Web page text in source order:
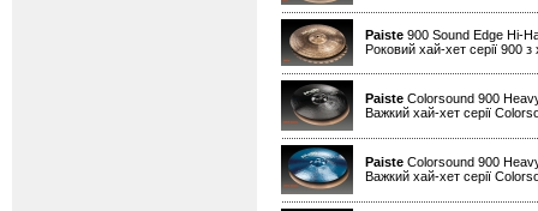
Paiste 900 Sound Edge Hi-
Роковий хай-хет серії 900
Paiste Colorsound 900
Важкий хай-хет серії
Paiste Colorsound 900
Важкий хай-хет серії